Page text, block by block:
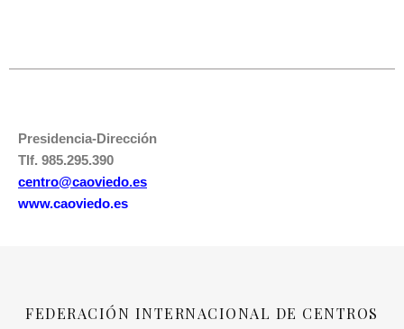
Presidencia-Dirección
Tlf. 985.295.390
centro@caoviedo.es
www.caoviedo.es
FEDERACIÓN INTERNACIONAL DE CENTROS